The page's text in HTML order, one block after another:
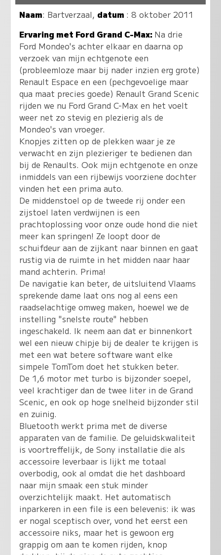
Naam: Bartverzaal, datum : 8 oktober 2011
Ervaring met Ford Grand C-Max: Na drie
Ford Mondeo's achter elkaar en daarna op
verzoek van mijn echtgenote een
(probleemloze maar bij nader inzien erg grote)
Renault Espace en een (pechgevoelige maar
qua maat precies goede) Renault Grand Scenic
rijden we nu Ford Grand C-Max en het voelt
weer net zo stevig en plezierig als de
Mondeo's van vroeger.
Knopjes zitten op de plekken waar je ze
verwacht en zijn plezieriger te bedienen dan
bij de Renaults. Ook mijn echtgenote en onze
inmiddels van een rijbewijs voorziene dochter
vinden het een prima auto.
De middenstoel op de tweede rij onder een
zijstoel laten verdwijnen is een
prachtoplossing voor onze oude hond die niet
meer kan springen! Ze loopt door de
schuifdeur aan de zijkant naar binnen en gaat
rustig via de ruimte in het midden naar haar
mand achterin. Prima!
De navigatie kan beter, de uitsluitend Vlaams
sprekende dame laat ons nog al eens een
raadselachtige omweg maken, hoewel we de
instelling "snelste route" hebben
ingeschakeld. Ik neem aan dat er binnenkort
wel een nieuw chipje bij de dealer te krijgen is
met een wat betere software want elke
simpele TomTom doet het stukken beter.
De 1,6 motor met turbo is bijzonder soepel,
veel krachtiger dan de twee liter in de Grand
Scenic, en ook op hoge snelheid bijzonder stil
en zuinig.
Bluetooth werkt prima met de diverse
apparaten van de familie. De geluidskwaliteit
is voortreffelijk, de Sony installatie die als
accessoire leverbaar is lijkt me totaal
overbodig, ook al omdat die het dashboard
naar mijn smaak een stuk minder
overzichtelijk maakt. Het automatisch
inparkeren in een file is een belevenis: ik was
er nogal sceptisch over, vond het eerst een
accessoire niks, maar het is gewoon erg
grappig om aan te komen rijden, knop